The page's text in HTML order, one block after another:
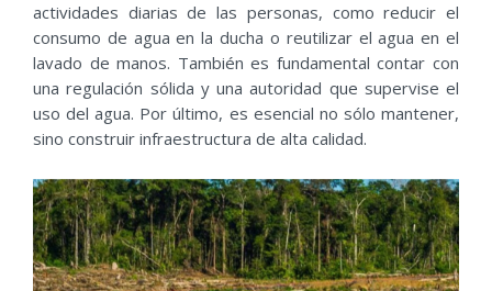
actividades diarias de las personas, como reducir el
consumo de agua en la ducha o reutilizar el agua en el
lavado de manos. También es fundamental contar con
una regulación sólida y una autoridad que supervise el
uso del agua. Por último, es esencial no sólo mantener,
sino construir infraestructura de alta calidad.